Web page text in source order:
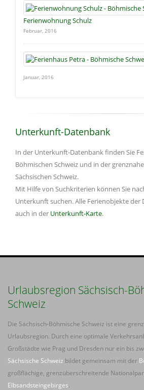
Ferienwohnung Schulz
Februar, 2016
Januar, 2016
Unterkunft-Datenbank
In der Unterkunft-Datenbank finden Sie
Böhmischen Schweiz und in der
Sächsischen Schweiz.
Mit Hilfe von Suchkriterien können Sie
Unterkunft suchen. Alle Ferienobjekte der
auch in der Unterkunft-Karte.
Urlaubsregion Sächsisch-
Schweiz
Die Sächsisch-Böhmische Schweiz ist eine
Urlaubsregion. Durch eine optimale
Großstädte wie Prag und Dresden nur ein bis
Sächsische Schweiz bildet gemeinsam mit der
großflächige, grenzüberschreitende
Elbsandsteingebirges.